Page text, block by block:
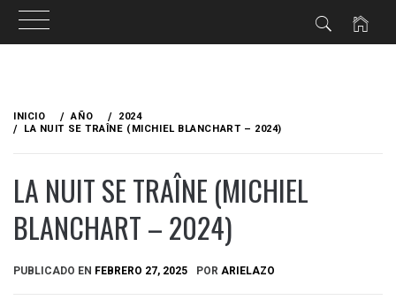
contenido
INICIO AÑO
2024
LA NUIT SE TRAÎNE (MICHIEL BLANCHART – 2024)
LA NUIT SE TRAÎNE (MICHIEL
BLANCHART – 2024)
PUBLICADO EN FEBRERO 27, 2025 POR ARIELAZO